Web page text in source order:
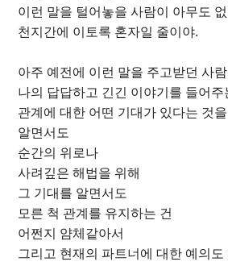
이런 말을 털어놓을 사람이 아무도
천지간에 이토록 혼자일 줄이야.
아주 예전에 이런 말을 주고받던 사
나의 답답하고 긴긴 이야기를 들어주
관계에 대한 어떤 기대가 있다는 것
알면서도
순간의 위로나
사려깊은 해법을 위해
그 기대를 알면서도
모른 척 관계를 유지하는 건
어쩐지 얌체같아서
그리고 현재의 파트너에 대한 예의도